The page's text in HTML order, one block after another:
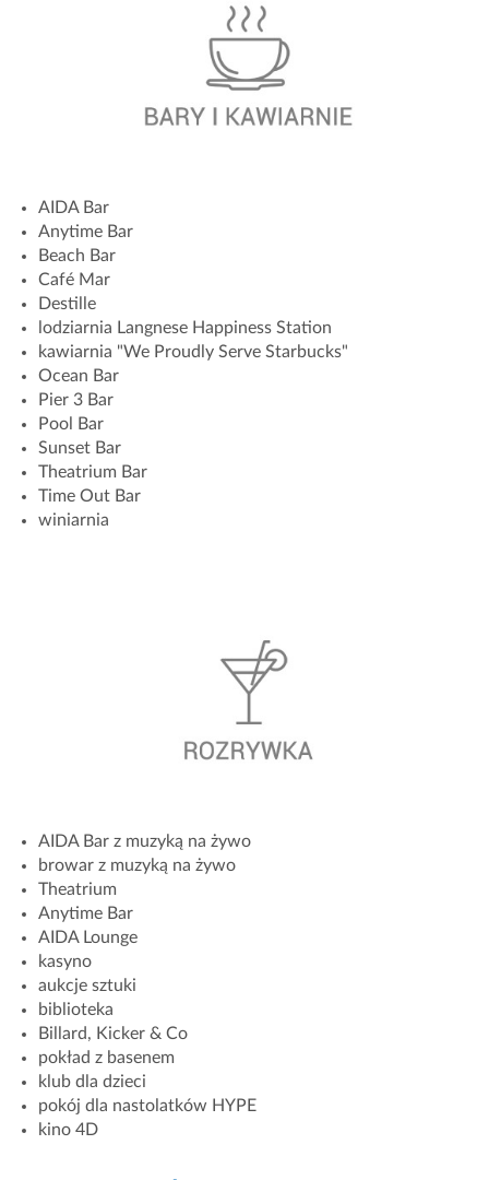
AIDA Bar
Anytime Bar
Beach Bar
Café Mar
Destille
lodziarnia Langnese Happiness Station
kawiarnia "We Proudly Serve Starbucks"
Ocean Bar
Pier 3 Bar
Pool Bar
Sunset Bar
Theatrium Bar
Time Out Bar
winiarnia
AIDA Bar z muzyką na żywo
browar z muzyką na żywo
Theatrium
Anytime Bar
AIDA Lounge
kasyno
aukcje sztuki
biblioteka
Billard, Kicker & Co
pokład z basenem
klub dla dzieci
pokój dla nastolatków HYPE
kino 4D